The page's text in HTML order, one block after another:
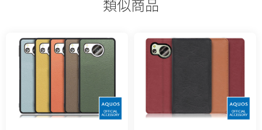
類似商品